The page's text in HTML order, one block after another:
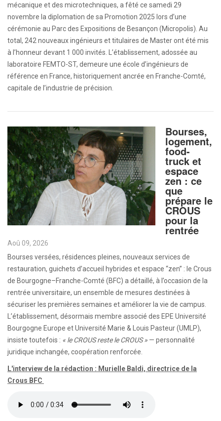
mécanique et des microtechniques, a fêté ce samedi 29
novembre la diplomation de sa Promotion 2025 lors d’une
cérémonie au Parc des Expositions de Besançon (Micropolis). Au
total, 242 nouveaux ingénieurs et titulaires de Master ont été mis
à l’honneur devant 1 000 invités. L’établissement, adossée au
laboratoire FEMTO-ST, demeure une école d’ingénieurs de
référence en France, historiquement ancrée en Franche-Comté,
capitale de l’industrie de précision.
Bourses,
logement,
food-
truck et
espace
zen : ce
que
prépare le
CROUS
pour la
rentrée
Aoû 09, 2026
Bourses versées, résidences pleines, nouveaux services de
restauration, guichets d’accueil hybrides et espace “zen” : le Crous
de Bourgogne–Franche-Comté (BFC) a détaillé, à l’occasion de la
rentrée universitaire, un ensemble de mesures destinées à
sécuriser les premières semaines et améliorer la vie de campus.
L’établissement, désormais membre associé des EPE Université
Bourgogne Europe et Université Marie & Louis Pasteur (UMLP),
insiste toutefois : « le CROUS reste le CROUS » — personnalité
juridique inchangée, coopération renforcée.
L'interview de la rédaction : Murielle Baldi, directrice de la
Crous BFC